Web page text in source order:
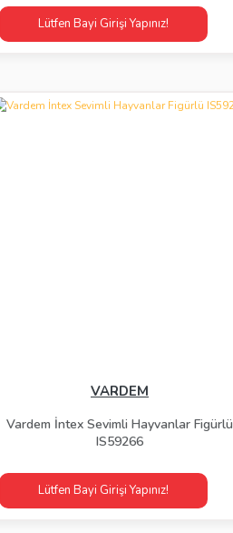
Lütfen Bayi Girişi Yapınız!
VARDEM
Vardem İntex Sevimli Hayvanlar Figürlü
IS59266
Lütfen Bayi Girişi Yapınız!